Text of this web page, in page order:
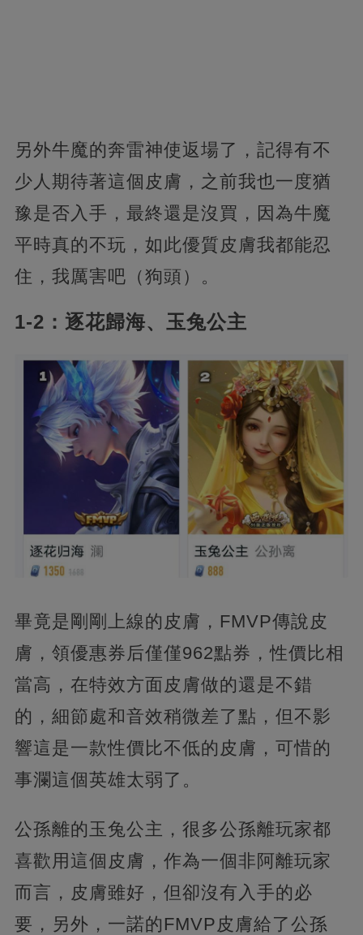
另外牛魔的奔雷神使返場了，記得有不
少人期待著這個皮膚，之前我也一度猶
豫是否入手，最終還是沒買，因為牛魔
平時真的不玩，如此優質皮膚我都能忍
住，我厲害吧（狗頭）。
1-2：逐花歸海、玉兔公主
畢竟是剛剛上線的皮膚，FMVP傳說皮
膚，領優惠券后僅僅962點券，性價比相
當高，在特效方面皮膚做的還是不錯
的，細節處和音效稍微差了點，但不影
響這是一款性價比不低的皮膚，可惜的
事瀾這個英雄太弱了。
公孫離的玉兔公主，很多公孫離玩家都
喜歡用這個皮膚，作為一個非阿離玩家
而言，皮膚雖好，但卻沒有入手的必
要，另外，一諾的FMVP皮膚給了公孫